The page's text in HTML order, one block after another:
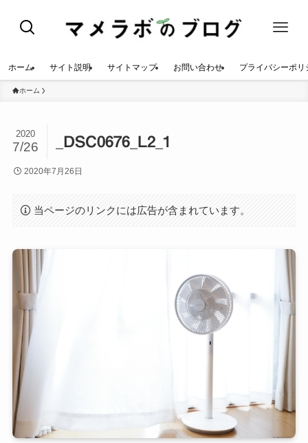
ホーム サイト説明 サイトマップ お問い合わせ プライバシーポリ
ホーム
_DSC0676_L2_1
2020
7/26
2020年7月26日
当ページのリンクには広告が含まれています。